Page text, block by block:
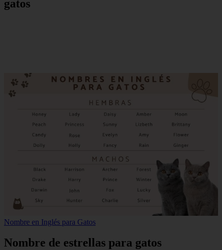
gatos
Nombre en Inglés para Gatos
Nombre de estrellas para gatos